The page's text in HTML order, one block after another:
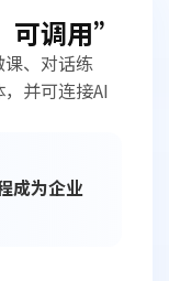
调用”
、对话练
并可连接AI
成为企业